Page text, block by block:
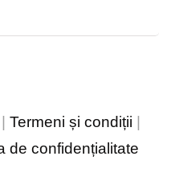
Termeni și condiții |
de confidențialitate